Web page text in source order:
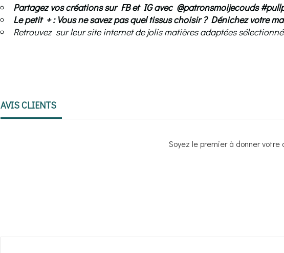
Partagez vos créations sur FB et IG avec @patronsmoijecouds
Le petit + : Vous ne savez pas quel tissus choisir ? Dénichez votre
Retrouvez sur leur site internet de jolis matières adaptées
AVIS CLIENTS
Soyez le premier à donner votre